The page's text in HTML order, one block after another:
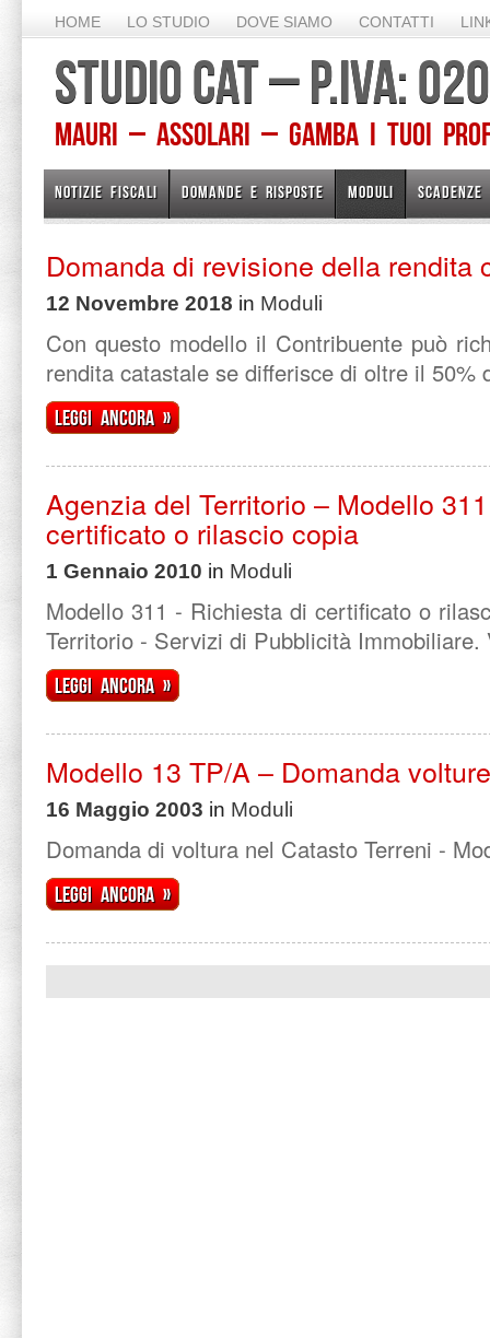
HOME LO STUDIO DOVE SIAMO CONTATTI
STUDIO CAT – P.IVA:
Mauri – Assolari – Gamba I TUOI
NOTIZIE FISCALI DOMANDE E RISPOSTE MODULI SCADENZE
Domanda di revisione della rendita
12 Novembre 2018 in Moduli
Con questo modello il Contribuente può
rendita catastale se differisce di oltre il 50%
Leggi ancora »
Agenzia del Territorio – Modello
certificato o rilascio copia
1 Gennaio 2010 in Moduli
Modello 311 - Richiesta di certificato o
Territorio - Servizi di Pubblicità Immobiliare.
Leggi ancora »
Modello 13 TP/A – Domanda
16 Maggio 2003 in Moduli
Domanda di voltura nel Catasto Terreni -
Leggi ancora »